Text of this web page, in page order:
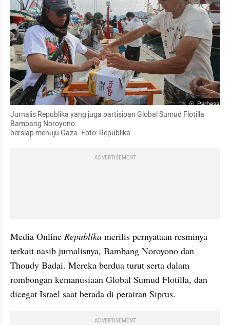
Perbesar
Jurnalis Republika yang juga partisipan Global Sumud Flotilla
Bambang Noroyono
bersiap menuju Gaza. Foto: Republika
ADVERTISEMENT
Media Online Republika merilis pernyataan resminya
terkait nasib jurnalisnya, Bambang Noroyono dan
Thoudy Badai. Mereka berdua turut serta dalam
rombongan kemanusiaan Global Sumud Flotilla, dan
dicegat Israel saat berada di perairan Siprus.
ADVERTISEMENT